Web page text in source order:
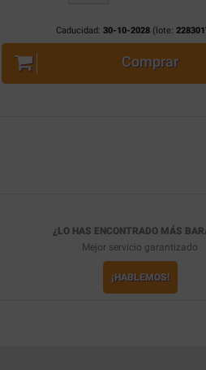
Caducidad:30-10-2028 (lote:
Comprar
¿LO HAS ENCONTRADO MÁS
Mejor servicio garantizado
¡HABLEMOS!